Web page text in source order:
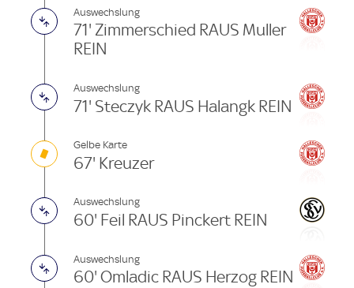
Auswechslung
71' Zimmerschied RAUS Muller
REIN
Auswechslung
71' Steczyk RAUS Halangk REIN
Gelbe Karte
67' Kreuzer
Auswechslung
60' Feil RAUS Pinckert REIN
Auswechslung
60' Omladic RAUS Herzog REIN